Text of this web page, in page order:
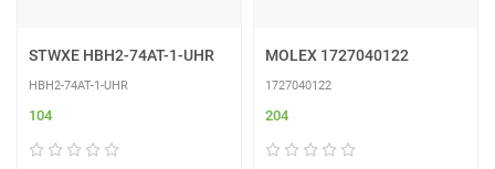
STWXE HBH2-74AT-1-UHR
HBH2-74AT-1-UHR
104
MOLEX 1727040122
1727040122
204